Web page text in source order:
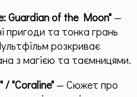
Guardian of the Moon" —
пригоди та тонка грань
розкриває
з магією та таємницями.
/ "Coraline" — Сюжет про